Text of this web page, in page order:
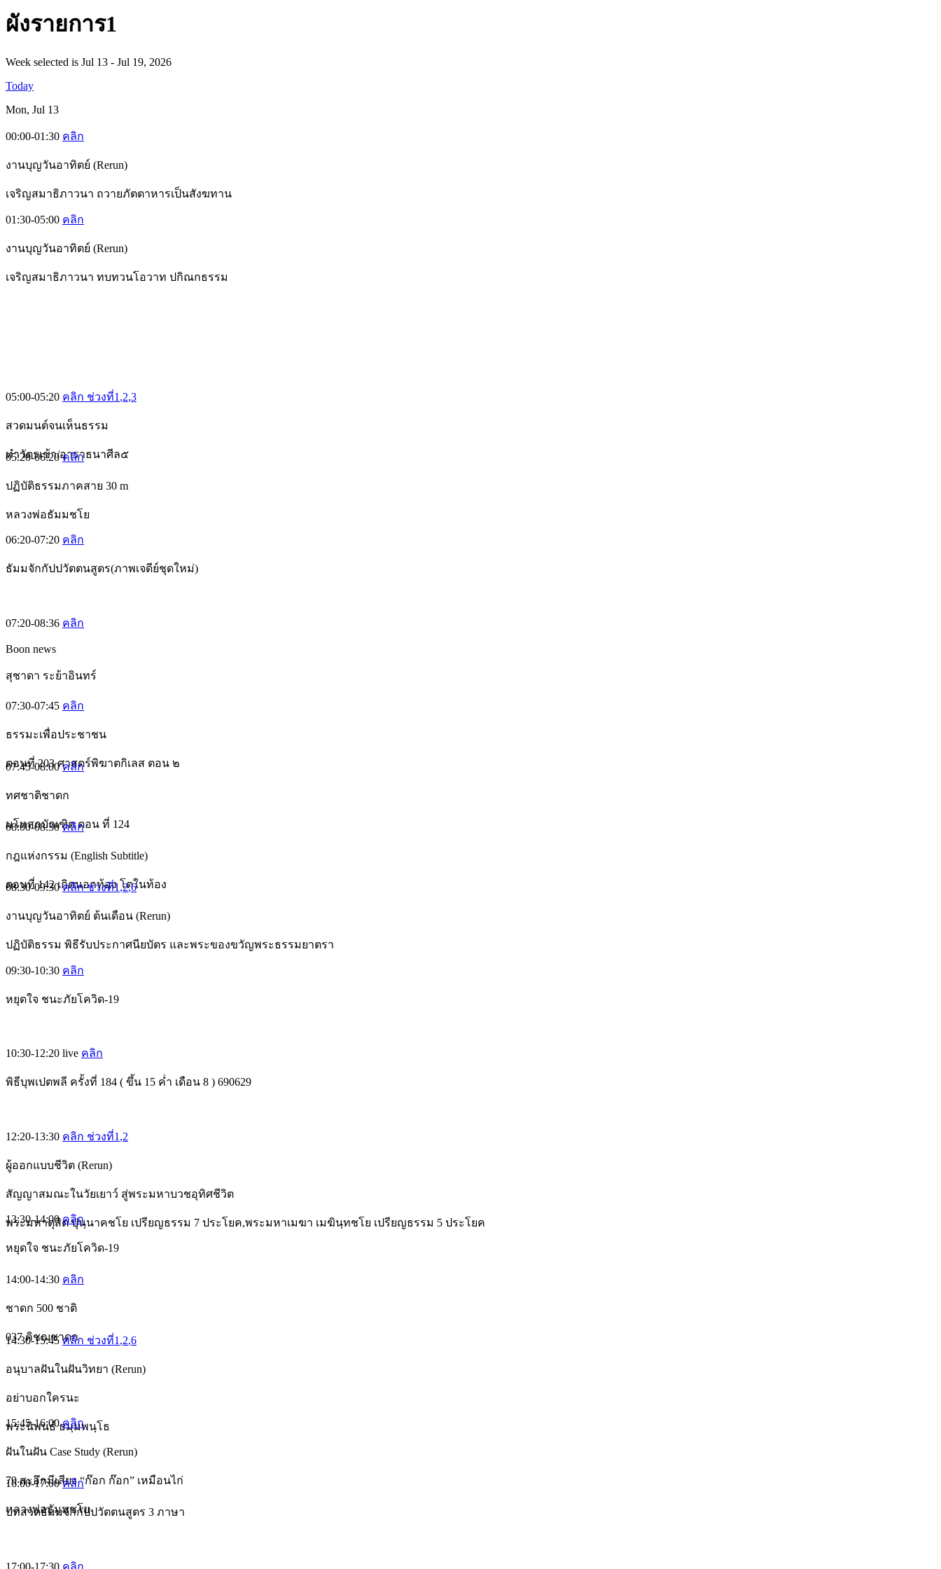
ผังรายการ1
Week selected is Jul 13 - Jul 19, 2026
Today
Mon, Jul 13
00:00-01:30 คลิก
งานบุญวันอาทิตย์ (Rerun)
เจริญสมาธิภาวนา ถวายภัตตาหารเป็นสังฆทาน
01:30-05:00 คลิก
งานบุญวันอาทิตย์ (Rerun)
เจริญสมาธิภาวนา ทบทวนโอวาท ปกิณกธรรม
05:00-05:20 คลิก ช่วงที่1 ,2,3
สวดมนต์จนเห็นธรรม
ทำวัตรเช้า/อาราธนาศีล๕
05:20-06:20คลิก
ปฏิบัติธรรมภาคสาย 30 m
หลวงพ่อธัมมชโย
06:20-07:20 คลิก
ธัมมจักกัปปวัตตนสูตร(ภาพเจดีย์ชุดใหม่)
07:20-08:36 คลิก
Boon news
สุชาดา ระย้าอินทร์
07:30-07:45 คลิก
ธรรมะเพื่อประชาชน
ตอนที่ 203 ศาสตร์พิฆาตกิเลส ตอน ๒
07:45-08:00คลิก
ทศชาติชาดก
มโหสถบัณฑิต ตอน ที่ 124
08:00-08:30คลิก
กฎแห่งกรรม (English Subtitle)
ตอนที่ 142 เกิดนอกท้อง โตในท้อง
08:30-09:30คลิก ช่วงที่1 ,2,6
งานบุญวันอาทิตย์ ต้นเดือน (Rerun)
ปฏิบัติธรรม พิธีรับประกาศนียบัตร และพระของขวัญพระธรรมยาตรา
09:30-10:30 คลิก
หยุดใจ ชนะภัยโควิด-19
10:30-12:20 live คลิก
พิธีบุพเปตพลี ครั้งที่ 184 ( ขึ้น 15 ค่ำ เดือน 8 ) 690629
12:20-13:30 คลิก ช่วงที่1 ,2
ผู้ออกแบบชีวิต (Rerun)
สัญญาสมณะในวัยเยาว์ สู่พระมหาบวชอุทิศชีวิต
พระมหาดุสิต ปุนฺนาคชโย เปรียญธรรม 7 ประโยค,พระมหาเมฆา เมฆินฺทชโย เปรียญธรรม 5 ประโยค
13:30-14:00คลิก
หยุดใจ ชนะภัยโควิด-19
14:00-14:30 คลิก
ชาดก 500 ชาติ
037 คิชฌชาดก
14:30-15:45คลิก ช่วงที่1 ,2,6
อนุบาลฝันในฝันวิทยา (Rerun)
อย่าบอกใครนะ
พระนิพนธ์ ธมฺมพนฺโธ
15:45-16:00คลิก
ฝันในฝัน Case Study (Rerun)
79 สะอึกมีเสียง “ก๊อก ก๊อก” เหมือนไก่
หลวงพ่อธัมมชโย
16:00-17:00คลิก
บทสวดธัมมจักกัปปวัตตนสูตร 3 ภาษา
17:00-17:30 คลิก